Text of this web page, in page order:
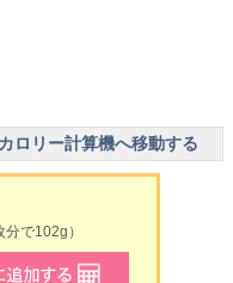
ロリー計算機へ移動する
で102g）